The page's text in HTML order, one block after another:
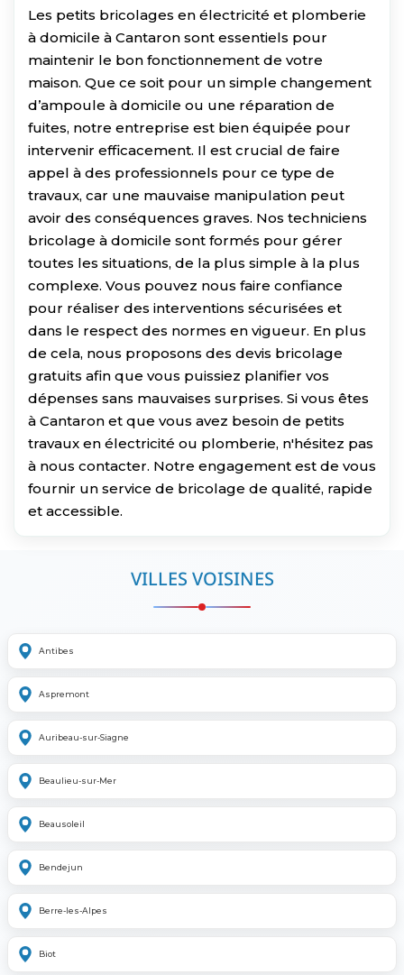
Les petits bricolages en électricité et plomberie
à domicile à Cantaron sont essentiels pour
maintenir le bon fonctionnement de votre
maison. Que ce soit pour un simple changement
d’ampoule à domicile ou une réparation de
fuites, notre entreprise est bien équipée pour
intervenir efficacement. Il est crucial de faire
appel à des professionnels pour ce type de
travaux, car une mauvaise manipulation peut
avoir des conséquences graves. Nos techniciens
bricolage à domicile sont formés pour gérer
toutes les situations, de la plus simple à la plus
complexe. Vous pouvez nous faire confiance
pour réaliser des interventions sécurisées et
dans le respect des normes en vigueur. En plus
de cela, nous proposons des devis bricolage
gratuits afin que vous puissiez planifier vos
dépenses sans mauvaises surprises. Si vous êtes
à Cantaron et que vous avez besoin de petits
travaux en électricité ou plomberie, n'hésitez pas
à nous contacter. Notre engagement est de vous
fournir un service de bricolage de qualité, rapide
et accessible.
VILLES VOISINES
Antibes
Aspremont
Auribeau-sur-Siagne
Beaulieu-sur-Mer
Beausoleil
Bendejun
Berre-les-Alpes
Biot